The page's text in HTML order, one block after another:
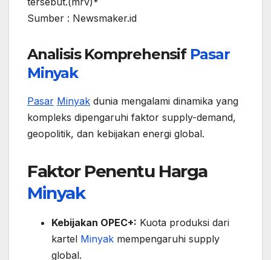
Sumber : Newsmaker.id
Analisis Komprehensif Pasar
Minyak
Pasar Minyak dunia mengalami dinamika yang
kompleks dipengaruhi faktor supply-demand,
geopolitik, dan kebijakan energi global.
Faktor Penentu Harga
Minyak
Kebijakan OPEC+: Kuota produksi dari
kartel Minyak mempengaruhi supply
global.